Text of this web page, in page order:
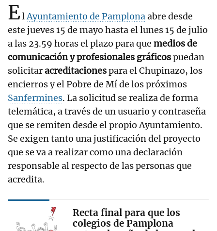
ElAyuntamiento de Pamplonaabre desde
este jueves 15 de mayo hasta el lunes 15 de julio
a las 23.59 horas el plazo para que medios de
comunicación y profesionales gráficospuedan
solicitaracreditacionespara el Chupinazo, los
encierros y el Pobre de Mí de los próximos
Sanfermines. La solicitud se realiza de forma
telemática, a través de un usuario y contraseña
que se remiten desde el propio Ayuntamiento.
Se exigen tanto una justificación del proyecto
que se va a realizar como una declaración
responsable al respecto de las personas que
acredita.
Recta final para que los
colegios de Pamplona